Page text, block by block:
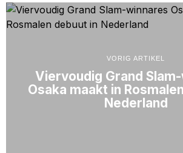
VORIG ARTIKEL
Viervoudig Grand
Osaka maakt in
Nederland